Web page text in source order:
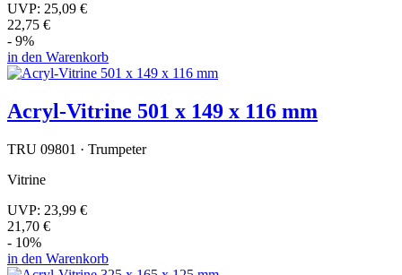
UVP: 25,09 €
22,75 €
- 9%
in den Warenkorb
Acryl-Vitrine 501 x 149 x 116 mm
TRU 09801 · Trumpeter
Vitrine
UVP: 23,99 €
21,70 €
- 10%
in den Warenkorb